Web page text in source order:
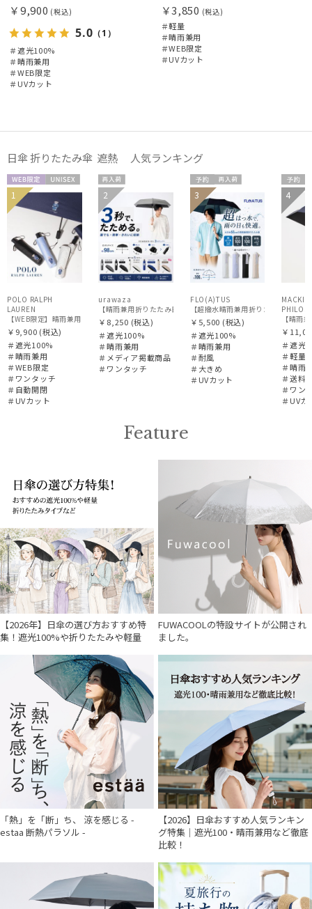
￥9,900 (税込)
5.0 （1）
＃遮光100%
＃晴雨兼用
＃WEB限定
＃UVカット
￥3,850 (税込)
＃軽量
＃晴雨兼用
＃WEB限定
＃UVカット
日傘 折りたたみ傘 遮熱 人気ランキング
WEB限
定
UNISE
1
POLO RALPH
LAUREN
【WEB限定】晴雨兼用自動開閉日傘 ポロ ラルフ ローレン（POLO RALPH LAUREN）ベア
￥9,900 (税込)
＃遮光100%
＃晴雨兼用
＃WEB限定
＃ワンタッチ
＃自動開閉
＃UVカット
再入
荷
メディア掲
載商品
UNISE
X
2
urawaza
￥8,250 (税込)
＃遮光100%
＃晴雨兼用
＃メディア掲載商品
＃ワンタッチ
予約 再入
荷
UNISE
X
3
FLO(A)TUS
【超撥水晴雨兼用折りたたみ日傘
￥5,500 (税込)
＃遮光100%
＃晴雨兼用
＃耐風
＃大きめ
＃UVカット
予約
送料無
料
4
￥
＃遮光
＃軽量
＃晴雨
＃送料
＃ワン
＃UVカ
Feature
【2026年】日傘の選び方おすすめ特
集！遮光100%や折りたたみや軽量
FUWACOOLの特設サイトが公開され
ました。
「熱」を「断」ち、 涼を感じる -
estaa 断熱パラソル -
【2026】日傘おすすめ人気ランキン
グ特集｜遮光100・晴雨兼用など徹底
比較！